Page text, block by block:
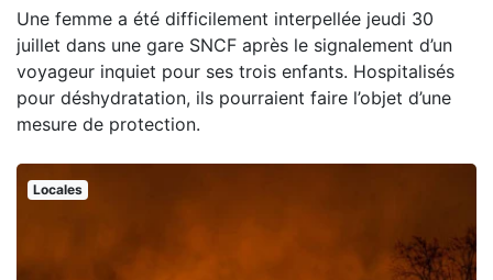
Une femme a été difficilement interpellée jeudi 30
juillet dans une gare SNCF après le signalement d’un
voyageur inquiet pour ses trois enfants. Hospitalisés
pour déshydratation, ils pourraient faire l’objet d’une
mesure de protection.
Locales